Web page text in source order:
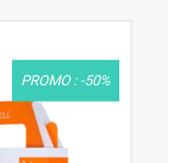
PROMO : -50%